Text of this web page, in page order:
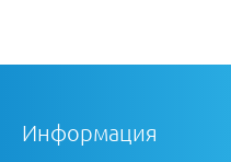
Информация